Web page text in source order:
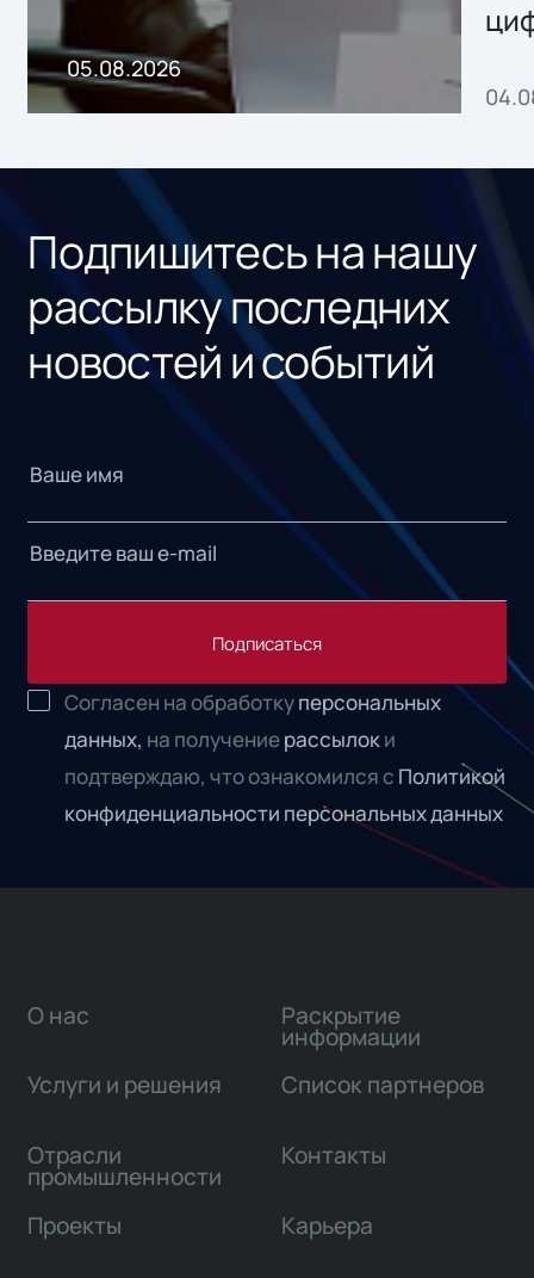
05.08.2026
Подпишитесь на нашу
рассылку последних
новостей и событий
Подписаться
Согласен на обработкуперсональных
данных, на получениерассылоки
подтверждаю, что ознакомился с Политикой
конфиденциальности персональных данных
О нас
Услуги и решения
Отрасли
промышленности
Проекты
Раскрытие
информации
Список партнеров
Контакты
Карьера